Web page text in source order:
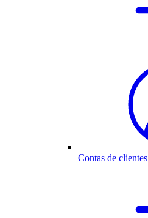
Contas de clientes